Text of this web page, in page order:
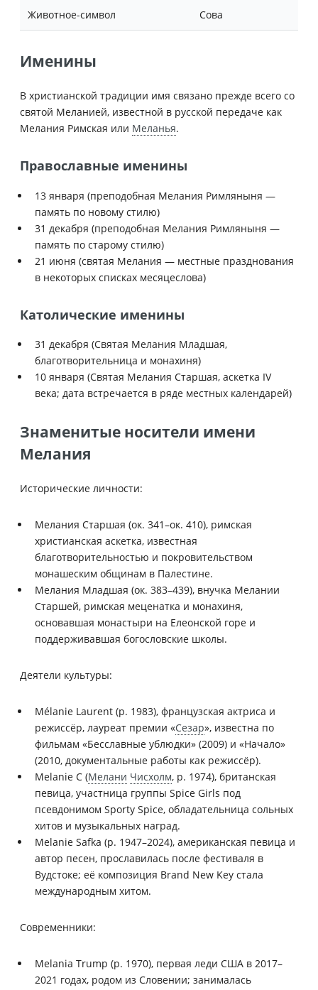
Животное-символ Сова
Именины
В христианской традиции имя связано прежде всего со
святой Меланией, известной в русской передаче как
Мелания Римская или Меланья.
Православные именины
13 января (преподобная Мелания Римляныня —
память по новому стилю)
31 декабря (преподобная Мелания Римляныня —
память по старому стилю)
21 июня (святая Мелания — местные празднования
в некоторых списках месяцеслова)
Католические именины
31 декабря (Святая Мелания Младшая,
благотворительница и монахиня)
10 января (Святая Мелания Старшая, аскетка IV
века; дата встречается в ряде местных календарей)
Знаменитые носители имени
Мелания
Исторические личности:
Мелания Старшая (ок. 341–ок. 410), римская
христианская аскетка, известная
благотворительностью и покровительством
монашеским общинам в Палестине.
Мелания Младшая (ок. 383–439), внучка Мелании
Старшей, римская меценатка и монахиня,
основавшая монастыри на Елеонской горе и
поддерживавшая богословские школы.
Деятели культуры:
Mélanie Laurent (р. 1983), французская актриса и
режиссёр, лауреат премии «Сезар», известна по
фильмам «Бесславные ублюдки» (2009) и «Начало»
(2010, документальные работы как режиссёр).
Melanie C (Мелани Чисхолм, р. 1974), британская
певица, участница группы Spice Girls под
псевдонимом Sporty Spice, обладательница сольных
хитов и музыкальных наград.
Melanie Safka (р. 1947–2024), американская певица и
автор песен, прославилась после фестиваля в
Вудстоке; её композиция Brand New Key стала
международным хитом.
Современники:
Melania Trump (р. 1970), первая леди США в 2017–
2021 годах, родом из Словении; занималась